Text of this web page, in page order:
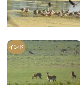
インド